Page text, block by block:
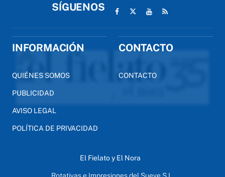
SÍGUENOS
INFORMACIÓN
QUIÉNES SOMOS
PUBLICIDAD
AVISO LEGAL
POLÍTICA DE PRIVACIDAD
CONTACTO
CONTACTO
El Fielato y El Nora
Rotativas e Impresiones del Sueve S.L.